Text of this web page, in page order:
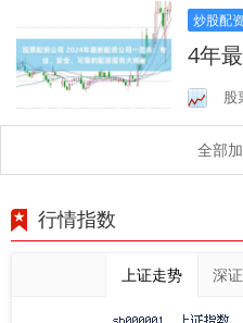
炒股配
4年
业、
大揭
股
全部
行情指数
上证走势 深